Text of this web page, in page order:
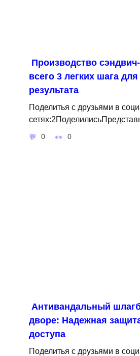
Производство
всего 3 легких шага
результата
Поделитья с друзьями в
0 0
Антивандальный
дворе: Надежная
доступа
Поделитья с друзьями в